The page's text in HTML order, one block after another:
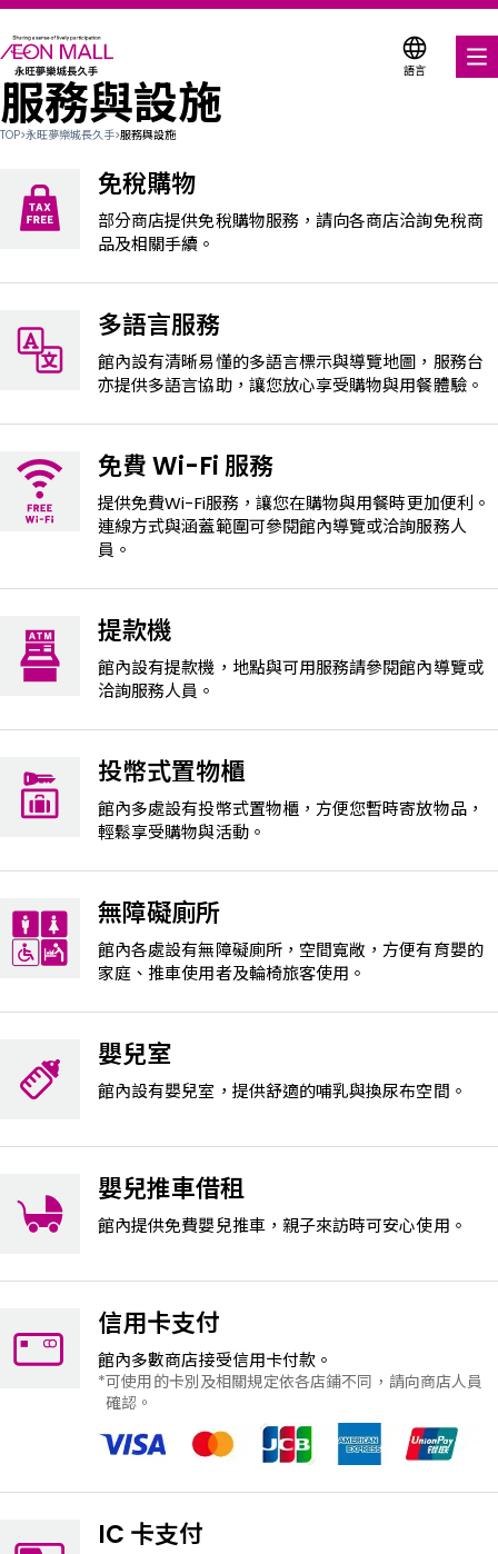
語言
美食饗宴
各式商店優惠券
關於我們
搜尋永旺夢樂城
服務與設施
TOP>永旺夢樂城長久手>服務與設施
免稅購物
部分商店提供免稅購物服務，請向各商店洽詢免稅商
品及相關手續。
多語言服務
館內設有清晰易懂的多語言標示與導覽地圖，服務台
亦提供多語言協助，讓您放心享受購物與用餐體驗。
免費 Wi-Fi 服務
提供免費Wi-Fi服務，讓您在購物與用餐時更加便利。
連線方式與涵蓋範圍可參閱館內導覽或洽詢服務人
員。
提款機
館內設有提款機，地點與可用服務請參閱館內導覽或
洽詢服務人員。
投幣式置物櫃
館內多處設有投幣式置物櫃，方便您暫時寄放物品，
輕鬆享受購物與活動。
無障礙廁所
館內各處設有無障礙廁所，空間寬敞，方便有育嬰的
家庭、推車使用者及輪椅旅客使用。
嬰兒室
館內設有嬰兒室，提供舒適的哺乳與換尿布空間。
嬰兒推車借租
館內提供免費嬰兒推車，親子來訪時可安心使用。
信用卡支付
館內多數商店接受信用卡付款。
可使用的卡別及相關規定依各店鋪不同，請向商店人員
確認。
IC 卡支付